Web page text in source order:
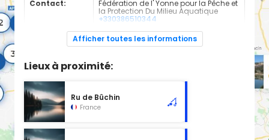
Contact:
Fédération de l' Yonne pour la Pêche et
la Protection Du Milieu Aquatique
+330386510344
Cours d'eau classé en 1ère catégorie à l'emplacement
sélectionné, d'une longueur de 2.00 km.
Afficher toutes les informations
Lieux à proximité:
Ru de Bûchin
France